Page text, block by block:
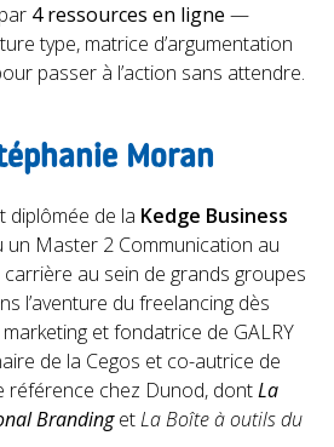
4 ressources en ligne —
type, matrice d’argumentation
passer à l’action sans attendre.
Moran
diplômée de la Kedge Business
un Master 2 Communication au
carrière au sein de grands groupes
l’aventure du freelancing dès
et fondatrice de GALRY
de la Cegos et co-autrice de
référence chez Dunod, dontLa
BrandingetLa Boîte à outils du